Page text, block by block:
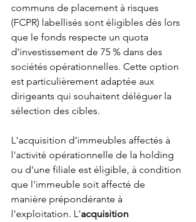
communs de placement à risques
(FCPR) labellisés sont éligibles dès lors
que le fonds respecte un quota
d'investissement de 75 % dans des
sociétés opérationnelles. Cette option
est particulièrement adaptée aux
dirigeants qui souhaitent déléguer la
sélection des cibles.
L'acquisition d'immeubles affectés à
l'activité opérationnelle de la holding
ou d'une filiale est éligible, à condition
que l'immeuble soit affecté de
manière prépondérante à
l'exploitation. L'acquisition